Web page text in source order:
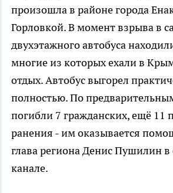
произошла в районе города
Горловкой. В момент взрыва в
двухэтажного автобуса
многие из которых ехали в
отдых. Автобус выгорел
полностью. По
погибли 7 гражданских, ещё 11
ранения - им оказывается
глава региона Денис Пушилин
канале.